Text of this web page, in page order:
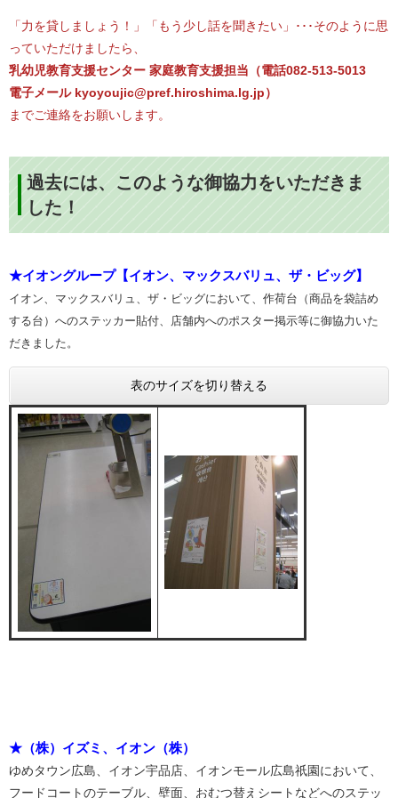
「力を貸しましょう！」「もう少し話を聞きたい」･･･そのように思
っていただけましたら、
乳幼児教育支援センター 家庭教育支援担当（電話082-513-5013
電子メール kyoyoujic@pref.hiroshima.lg.jp）
までご連絡をお願いします。
過去には、このような御協力をいただきま
した！
★イオングループ【イオン、マックスバリュ、ザ・ビッグ】
イオン、マックスバリュ、ザ・ビッグにおいて、作荷台（商品を袋詰め
する台）へのステッカー貼付、店舗内へのポスター掲示等に御協力いた
だきました。
表のサイズを切り替える
★（株）イズミ、イオン（株）
ゆめタウン広島、イオン宇品店、​ イオンモール広島祇園において、
フードコートのテーブル、壁面、おむつ替えシートなどへのステッ